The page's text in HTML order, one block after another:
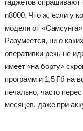
гаджетов спрашивают
n8000. Что ж, если у
модели от
Разумеется, ни о
оперативки речь не
имеет «на борту»
программ и 1,5 Гб на
печально, часто
месяцев, даже при